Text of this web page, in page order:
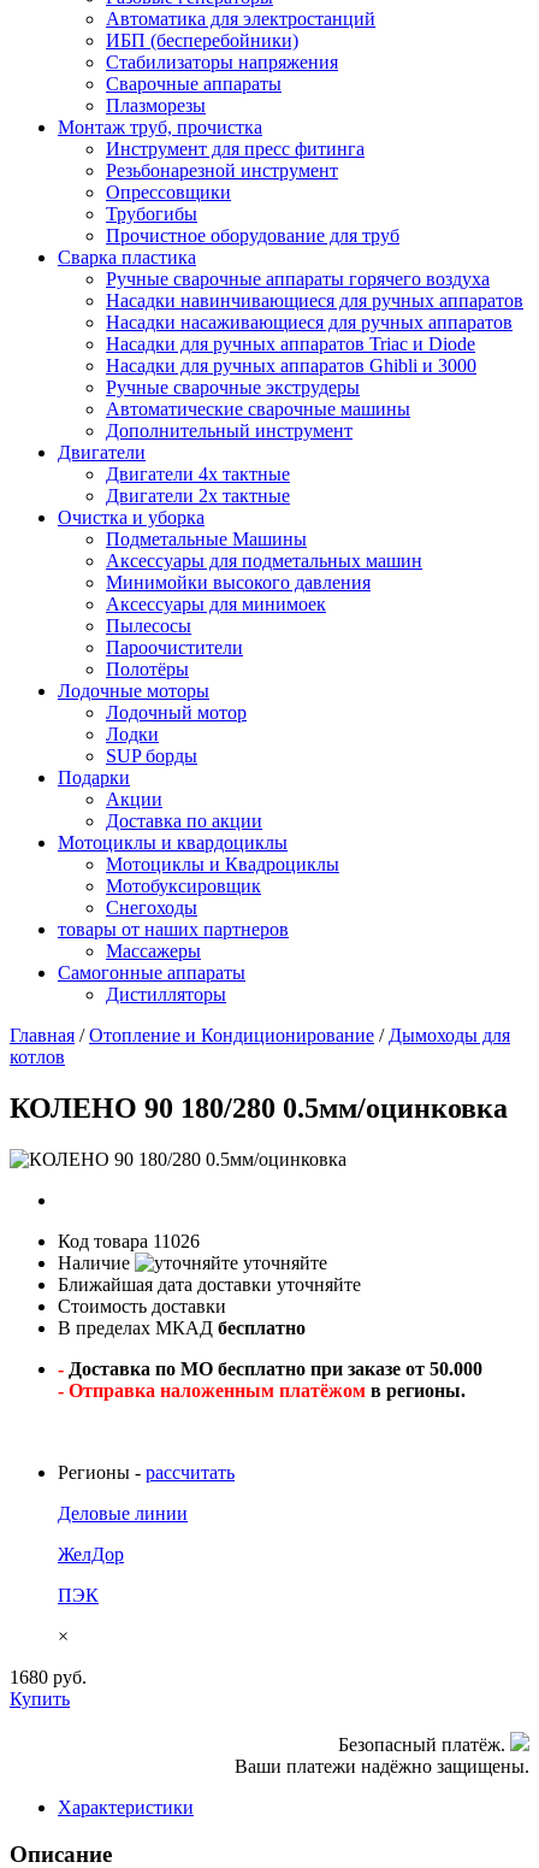
Автоматика для электростанций
ИБП (бесперебойники)
Стабилизаторы напряжения
Сварочные аппараты
Плазморезы
Монтаж труб, прочистка
Инструмент для пресс фитинга
Резьбонарезной инструмент
Опрессовщики
Трубогибы
Прочистное оборудование для труб
Сварка пластика
Ручные сварочные аппараты горячего воздуха
Насадки навинчивающиеся для ручных аппаратов
Насадки насаживающиеся для ручных аппаратов
Насадки для ручных аппаратов Triac и Diode
Насадки для ручных аппаратов Ghibli и 3000
Ручные сварочные экструдеры
Автоматические сварочные машины
Дополнительный инструмент
Двигатели
Двигатели 4х тактные
Двигатели 2х тактные
Очистка и уборка
Подметальные Машины
Аксессуары для подметальных машин
Минимойки высокого давления
Аксессуары для минимоек
Пылесосы
Пароочистители
Полотёры
Лодочные моторы
Лодочный мотор
Лодки
SUP борды
Подарки
Акции
Доставка по акции
Мотоциклы и квардоциклы
Мотоциклы и Квадроциклы
Мотобуксировщик
Снегоходы
товары от наших партнеров
Массажеры
Самогонные аппараты
Дистилляторы
Главная /Отопление и Кондиционирование / Дымоходы для
котлов
КОЛЕНО 90 180/280 0.5мм/оцинковка
Код товара 11026
Наличие
уточняйте
Ближайшая дата доставки уточняйте
Стоимость доставки
В пределах МКАД бесплатно
- Доставка по МО бесплатно при заказе от 50.000
- Отправка наложенным платёжом в регионы.
Регионы - рассчитать
Деловые линии
ЖелДор
ПЭК
×
1680 руб.
Купить
Безопасный платёж.
Ваши платежи надёжно защищены.
Характеристики
Описание